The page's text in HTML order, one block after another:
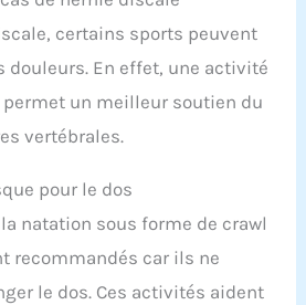
certains sports peuvent
douleurs. En effet, une activité
un meilleur soutien du
vertébrales.
pour le dos
natation sous forme de crawl
recommandés car ils ne
le dos. Ces activités aident